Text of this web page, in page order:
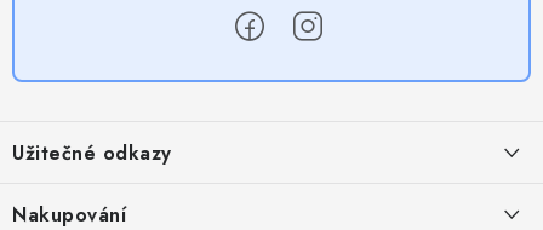
p
a
Užitečné odkazy
Nakupování